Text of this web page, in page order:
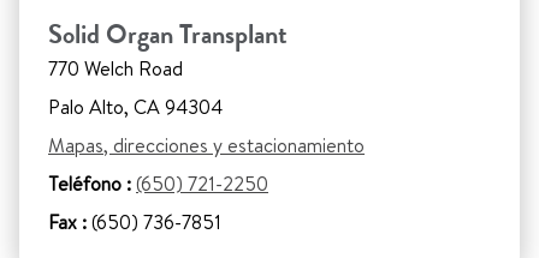
Solid Organ Transplant
770 Welch Road
Palo Alto, CA 94304
Mapas, direcciones y estacionamiento
Teléfono :(650) 721-2250
Fax :(650) 736-7851